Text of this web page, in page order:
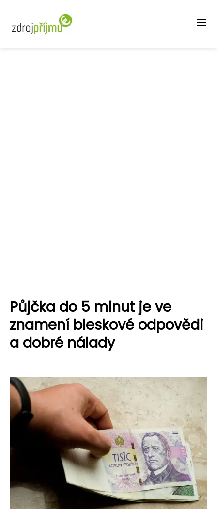
Půjčka do 5 minut je ve
znamení bleskové odpovědi
a dobré nálady